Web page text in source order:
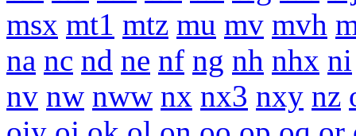
msx mt1 mtz mu mv mvh
na nc nd ne nf ng nh nhx ni
nv nw nww nx nx3 nxy nz